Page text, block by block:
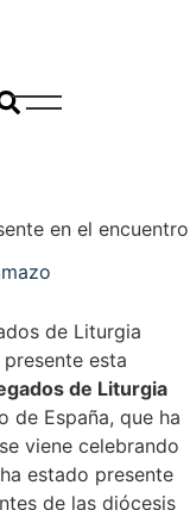
en el encuentro
esta
de Liturgia
de España, que ha
viene celebrando
estado presente
de las diócesis